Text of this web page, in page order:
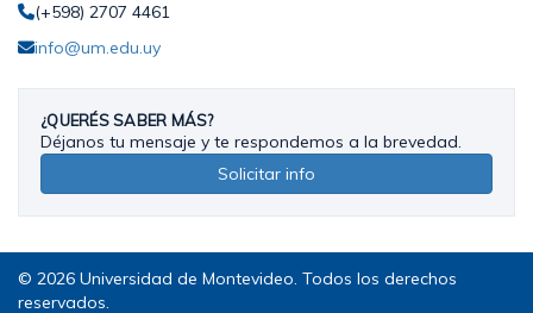
(+598) 2707 4461
info@um.edu.uy
¿QUERÉS SABER MÁS?
Déjanos tu mensaje y te respondemos a la brevedad.
Solicitar info
© 2026 Universidad de Montevideo. Todos los derechos
reservados.